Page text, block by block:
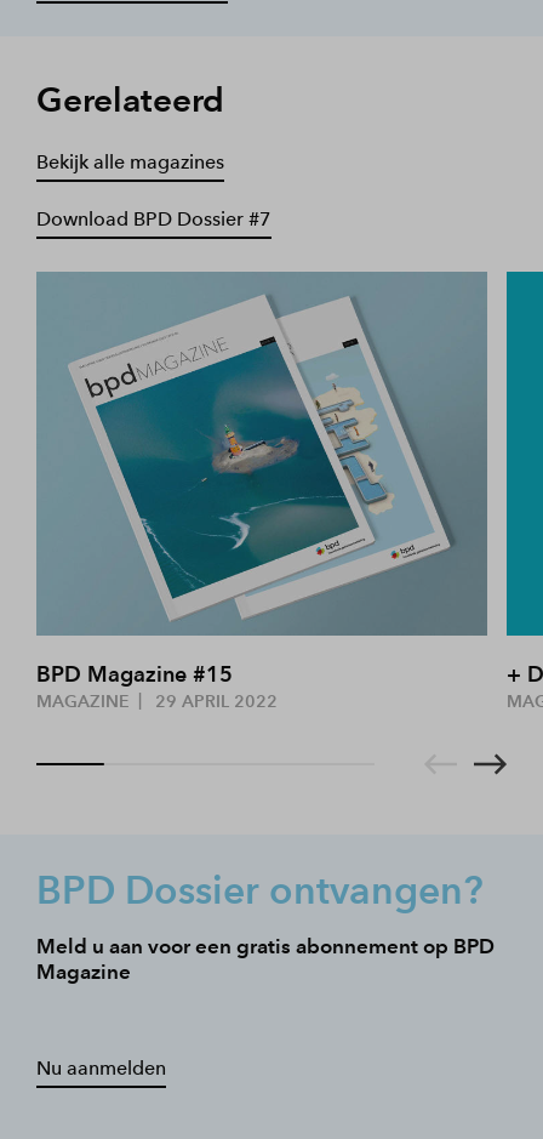
Gerelateerd
Bekijk alle magazines
Download BPD Dossier #7
BPD Magazine #15
MAGAZINE 29 APRIL 2022
+
BPD Dossier ontvangen?
Meld u aan voor een gratis abonnement op BPD
Magazine
Nu aanmelden